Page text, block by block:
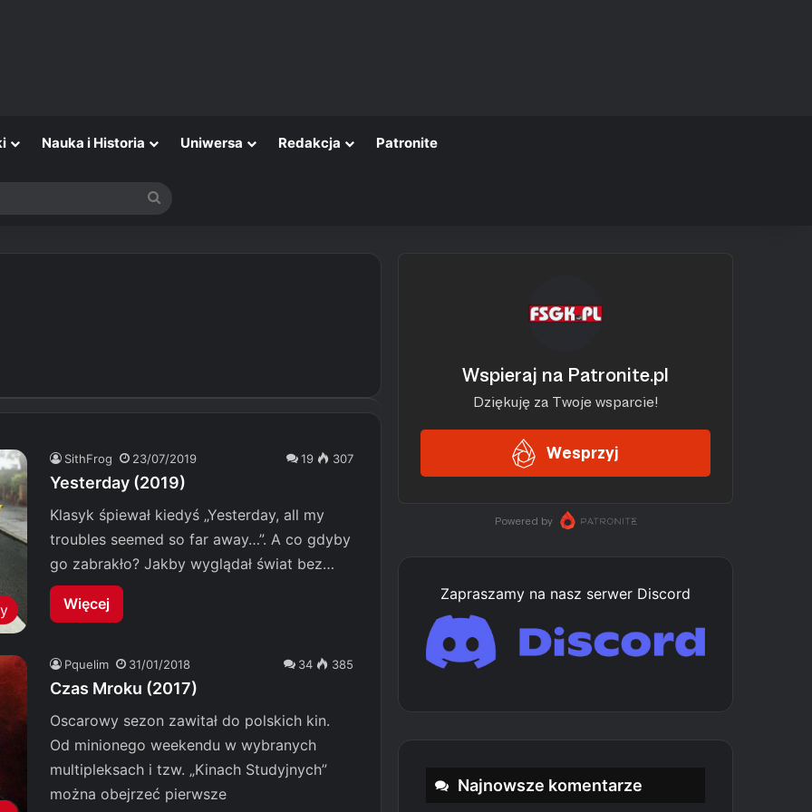
Nauka i Historia Uniwersa Redakcja Patronite
SithFrog 23/07/2019 19 307
Yesterday (2019)
Klasyk śpiewał kiedyś „Yesterday, all my
troubles seemed so far away…”. A co gdyby
go zabrakło? Jakby wyglądał świat bez…
Więcej
Pquelim 31/01/2018 34 385
Czas Mroku (2017)
Oscarowy sezon zawitał do polskich kin.
Od minionego weekendu w wybranych
multipleksach i tzw. „Kinach Studyjnych”
można obejrzeć pierwsze
Zapraszamy na nasz serwer Discord
Najnowsze komentarze